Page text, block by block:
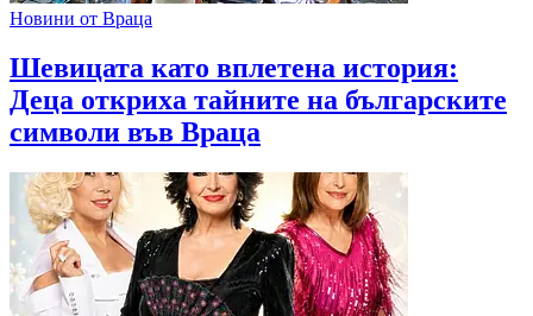
Новини от Враца
Шевицата като вплетена история:
Деца откриха тайните на българските
символи във Враца